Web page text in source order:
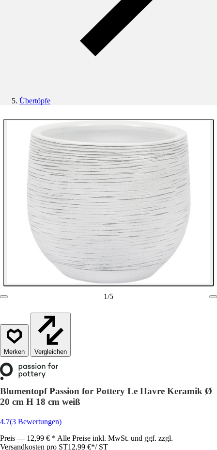
Übertöpfe
1/5
Vergleichen
Blumentopf Passion for Pottery Le Havre Keramik Ø
20 cm H 18 cm weiß
4.7(3 Bewertungen)
Preis — 12,99 € * Alle Preise inkl. MwSt. und ggf. zzgl.
Versandkosten pro ST12,99 €*/ ST